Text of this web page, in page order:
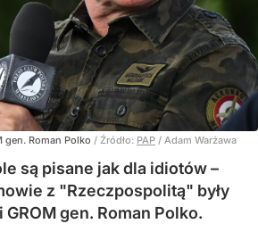
gen. Roman Polko / Źródło: PAP / Adam Warżawa
są pisane jak dla idiotów –
z "Rzeczpospolitą" były
gen. Roman Polko.